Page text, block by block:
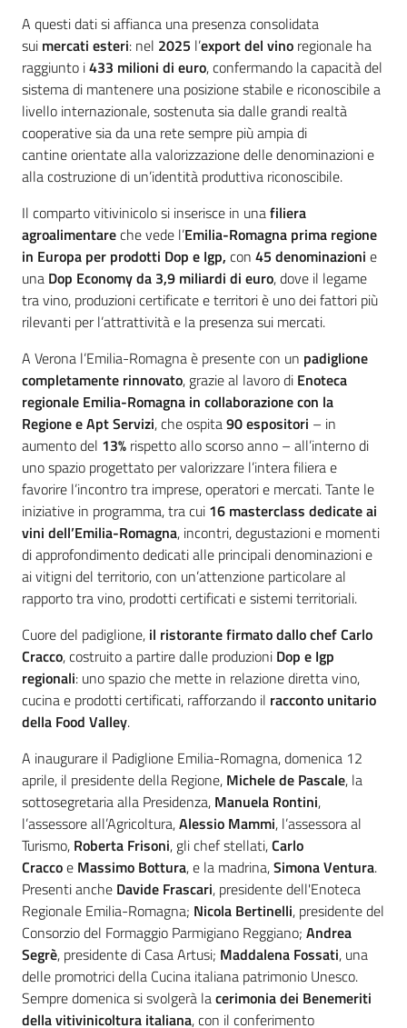
A questi dati si affianca una presenza consolidata
sui mercati esteri: nel 2025 l’export del vino regionale ha
raggiunto i433 milioni di euro, confermando la capacità del
sistema di mantenere una posizione stabile e riconoscibile a
livello internazionale, sostenuta sia dalle grandi realtà
cooperative sia da una rete sempre più ampia di
cantine orientate alla valorizzazione delle denominazioni e
alla costruzione di un’identità produttiva riconoscibile.
Il comparto vitivinicolo si inserisce in unafiliera
agroalimentareche vede l’Emilia-Romagna prima regione
in Europa per prodotti Dop e Igp, con 45 denominazioni e
una Dop Economy da 3,9 miliardi di euro, dove il legame
tra vino, produzioni certificate e territori è uno dei fattori più
rilevanti per l’attrattività e la presenza sui mercati.
A Verona l’Emilia-Romagna è presente con un padiglione
completamente rinnovato, grazie al lavoro di Enoteca
regionale Emilia-Romagna in collaborazione con la
Regione eApt Servizi, che ospita90 espositori – in
aumento del 13% rispetto allo scorso anno – all’interno di
uno spazio progettato per valorizzare l’intera filiera e
favorire l’incontro tra imprese, operatori e mercati. Tante le
iniziative in programma, tra cui 16 masterclass dedicate ai
vini dell’Emilia-Romagna, incontri, degustazioni e momenti
di approfondimento dedicati alle principali denominazioni e
ai vitigni del territorio, con un’attenzione particolare al
rapporto tra vino, prodotti certificati e sistemi territoriali.
Cuore del padiglione, il ristorante firmato dallo chef Carlo
Cracco, costruito a partire dalle produzioni Dop e Igp
regionali: uno spazio che mette in relazione diretta vino,
cucina e prodotti certificati, rafforzando il racconto unitario
della Food Valley.
A inaugurare il Padiglione Emilia-Romagna, domenica 12
aprile, il presidente della Regione, Michele de Pascale, la
sottosegretaria alla Presidenza, Manuela Rontini,
l’assessore all’Agricoltura,Alessio Mammi, l’assessora al
Turismo, Roberta Frisoni, gli chef stellati,Carlo
Craccoe Massimo Bottura, e la madrina,Simona Ventura.
Presenti anche Davide Frascari, presidente dell'Enoteca
Regionale Emilia-Romagna; Nicola Bertinelli, presidente del
Consorzio del Formaggio Parmigiano Reggiano; Andrea
Segrè, presidente di Casa Artusi; Maddalena Fossati, una
delle promotrici della Cucina italiana patrimonio Unesco.
Sempre domenica si svolgerà lacerimonia dei Benemeriti
della vitivinicoltura italiana, con il conferimento